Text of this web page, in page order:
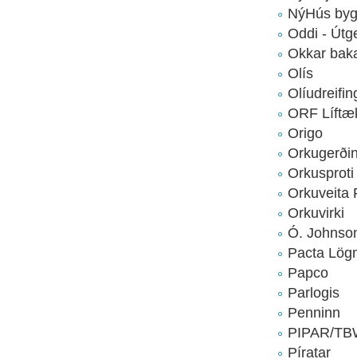
NýHús
Oddi -
Okkar
Olís
ORF
Origo
Orkusproti
Orkuveita
Orkuvirki
Ó.
Pacta
Papco
Parlogis
Penninn
PIPAR/
Píratar